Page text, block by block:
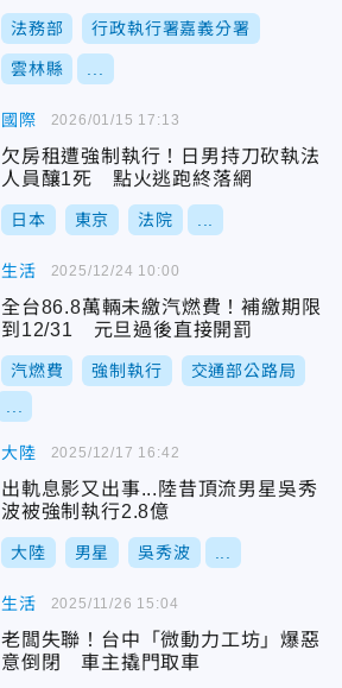
法務部 行政執行署嘉義分署
雲林縣
國際
欠房租遭強制執行！日男持刀砍執法
人員釀1死 點火逃跑終落網
日本 東京 法院
2026/01/15 17:13
生活
全台86.8萬輛未繳汽燃費！補繳期限
到12/31 元旦過後直接開罰
汽燃費 強制執行 交通部公路局
2025/12/24 10:00
大陸
出軌息影又出事...陸昔頂流男星吳秀
波被強制執行2.8億
大陸 男星 吳秀波
2025/12/17 16:42
生活
老闆失聯！台中「微動力工坊」爆惡
意倒閉 車主撬門取車
2025/11/26 15:04